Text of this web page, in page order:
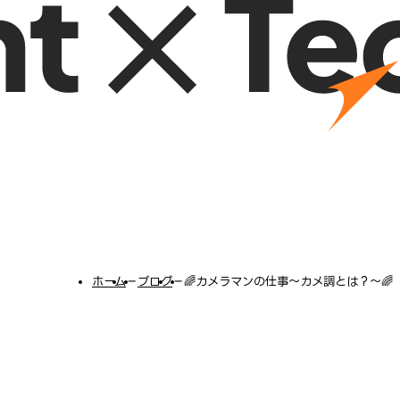
ホーム− ブログ−🌈カメラマンの仕事～カメ調とは？～🌈